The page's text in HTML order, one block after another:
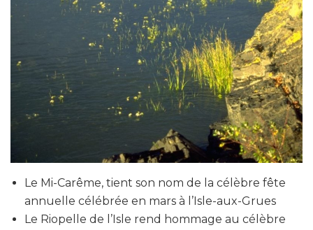
Le Mi-Carême, tient son nom de la célèbre fête
annuelle célébrée en mars à l’Isle-aux-Grues
Le Riopelle de l’Isle rend hommage au célèbre